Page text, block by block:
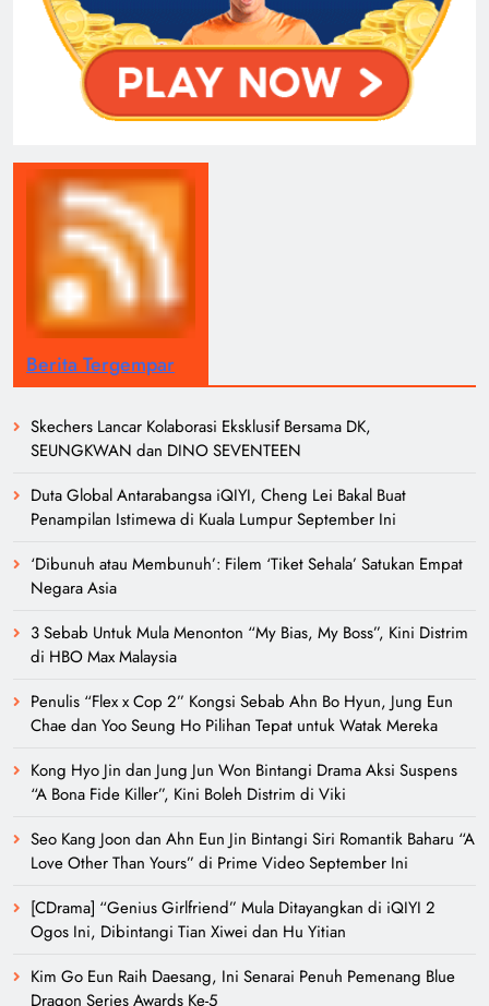
Berita Tergempar
Skechers Lancar Kolaborasi Eksklusif Bersama DK,
SEUNGKWAN dan DINO SEVENTEEN
Duta Global Antarabangsa iQIYI, Cheng Lei Bakal Buat
Penampilan Istimewa di Kuala Lumpur September Ini
‘Dibunuh atau Membunuh’: Filem ‘Tiket Sehala’ Satukan Empat
Negara Asia
3 Sebab Untuk Mula Menonton “My Bias, My Boss”, Kini Distrim
di HBO Max Malaysia
Penulis “Flex x Cop 2” Kongsi Sebab Ahn Bo Hyun, Jung Eun
Chae dan Yoo Seung Ho Pilihan Tepat untuk Watak Mereka
Kong Hyo Jin dan Jung Jun Won Bintangi Drama Aksi Suspens
“A Bona Fide Killer”, Kini Boleh Distrim di Viki
Seo Kang Joon dan Ahn Eun Jin Bintangi Siri Romantik Baharu “A
Love Other Than Yours” di Prime Video September Ini
[CDrama] “Genius Girlfriend” Mula Ditayangkan di iQIYI 2
Ogos Ini, Dibintangi Tian Xiwei dan Hu Yitian
Kim Go Eun Raih Daesang, Ini Senarai Penuh Pemenang Blue
Dragon Series Awards Ke-5